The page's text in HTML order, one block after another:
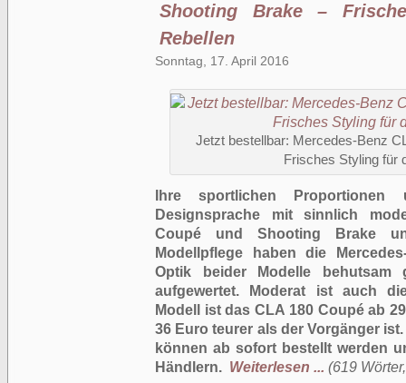
Shooting Brake –
Rebellen
Sonntag, 17. April 2016
Jetzt bestellbar: Mercedes-Benz
Frisches Styling für
Ihre sportlichen Proportionen
Designsprache mit sinnlich
Coupé und Shooting Brake
Modellpflege haben die
Optik beider Modelle behutsam
aufgewertet. Moderat ist auch
Modell ist das CLA 180 Coupé ab
36 Euro teurer als der Vorgänger
können ab sofort bestellt werden
Händlern. Weiterlesen ... (619